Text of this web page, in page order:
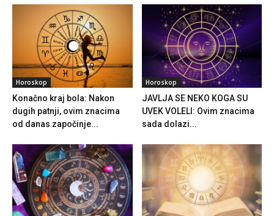
Horoskop
Konačno kraj bola: Nakon
dugih patnji, ovim znacima
od danas započinje...
Horoskop
JAVLJA SE NEKO KOGA SU
UVEK VOLELI: Ovim znacima
sada dolazi...